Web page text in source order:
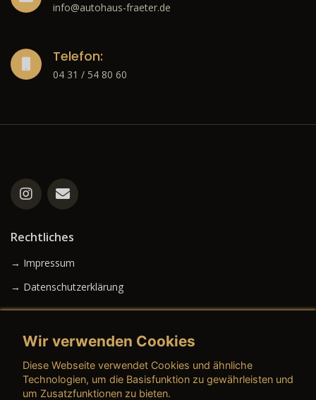
info@autohaus-fraeter.de
Telefon:
04 31 / 54 80 60
Rechtliches
→ Impressum
→ Datenschutzerklärung
→ AGB (Gebrauchtwagen)
Wir verwenden Cookies
Diese Webseite verwendet Cookies und ähnliche
Technologien, um die Basisfunktion zu gewährleisten und
um Zusatzfunktionen zu bieten.